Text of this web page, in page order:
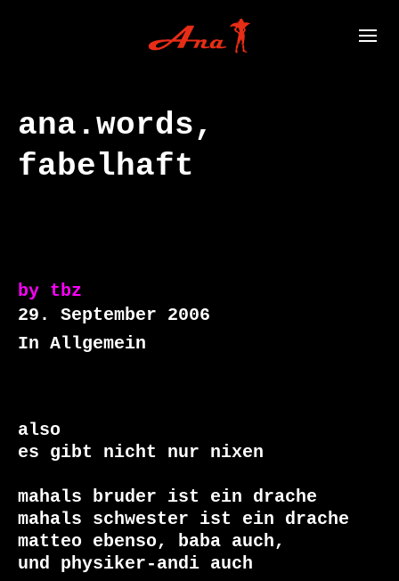
ana.words,
fabelhaft
by tbz
29. September 2006
In Allgemein
also
es gibt nicht nur nixen
mahals bruder ist ein drache
mahals schwester ist ein drache
matteo ebenso, baba auch,
und physiker-andi auch